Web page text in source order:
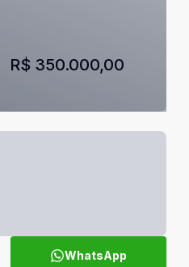
R$ 350.000,00
WhatsApp